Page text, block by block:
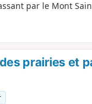
par le Mont
prairies et